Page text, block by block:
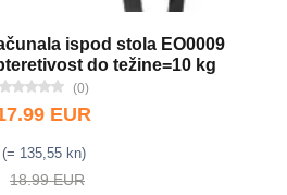
ispod stola EO0009
do težine=10 kg
(0)
EUR
(= 135,55 kn)
18.99 EUR